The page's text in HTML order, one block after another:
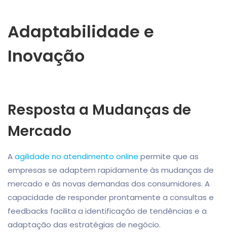
Adaptabilidade e
Inovação
Resposta a Mudanças de
Mercado
Aagilidade no atendimento online permite que as
empresas se adaptem rapidamente às mudanças de
mercado e às novas demandas dos consumidores. A
capacidade de responder prontamente a consultas e
feedbacks facilita a identificação de tendências e a
adaptação das estratégias de negócio.